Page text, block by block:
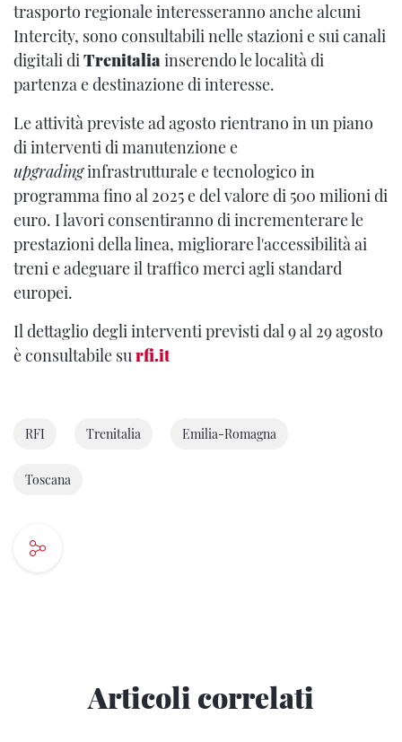
trasporto regionale interesseranno anche alcuni
Intercity, sono consultabili nelle stazioni e sui canali
digitali diTrenitaliainserendo le località di
partenza e destinazione di interesse.
Le attività previste ad agosto rientrano in un piano
di interventi di manutenzione e
upgradinginfrastrutturale e tecnologico in
programma fino al 2025 e del valore di 500 milioni di
euro. I lavori consentiranno di incrementerare le
prestazioni della linea, migliorare l'accessibilità ai
treni e adeguare il traffico merci agli standard
europei.
Il dettaglio degli interventi previsti dal 9 al 29 agosto
è consultabile surfi.it
RFI Trenitalia Emilia-Romagna
Toscana
Articoli correlati